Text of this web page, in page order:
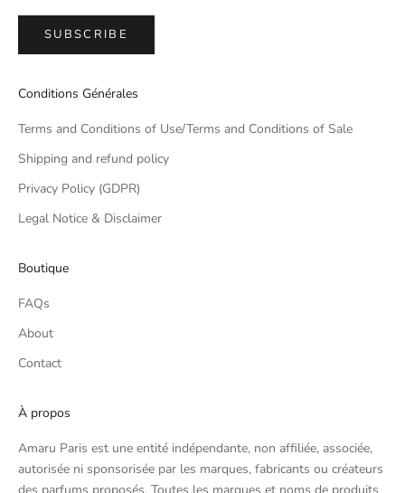
SUBSCRIBE
Conditions Générales
Terms and Conditions of Use/Terms and Conditions of Sale
Shipping and refund policy
Privacy Policy (GDPR)
Legal Notice & Disclaimer
Boutique
FAQs
About
Contact
À propos
Amaru Paris est une entité indépendante, non affiliée, associée,
autorisée ni sponsorisée par les marques, fabricants ou créateurs